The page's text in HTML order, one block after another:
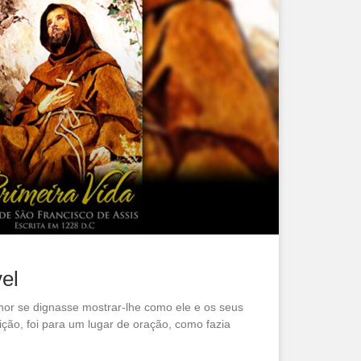
se dignasse mostrar-lhe como ele e os seus
foi para um lugar de oração, como fazia